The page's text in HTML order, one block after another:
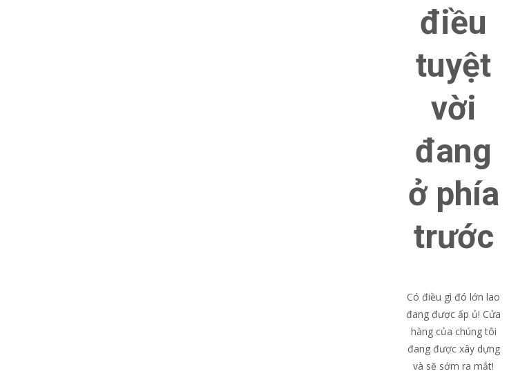
điều
tuyệt
vời
đang
ở phía
trước
Có điều gì đó lớn lao
đang được ấp ủ! Cửa
hàng của chúng tôi
đang được xây dựng
và sẽ sớm ra mắt!